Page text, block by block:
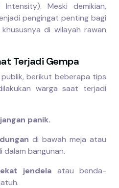
Meski demikian,
pengingat penting bagi
di wilayah rawan
Terjadi Gempa
berikut beberapa tips
warga saat terjadi
panik.
di bawah meja atau
dalam bangunan.
jendela atau benda-